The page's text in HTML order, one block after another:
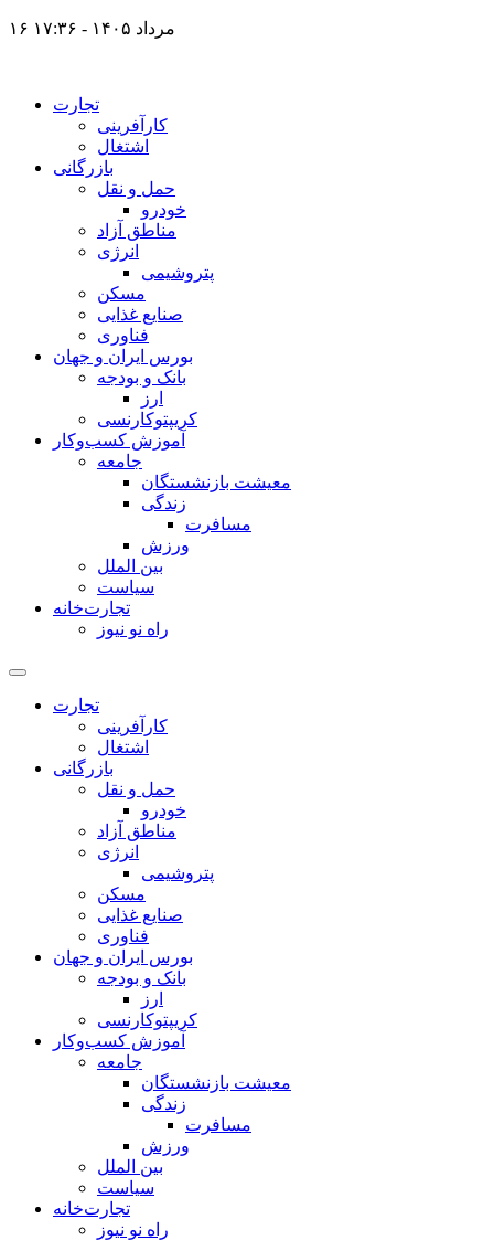
۱۶ مرداد ۱۴۰۵ - ۱۷:۳۶
تجارت
کارآفرینی
اشتغال
بازرگانی
حمل و نقل
خودرو
مناطق آزاد
انرژی
پتروشیمی
مسکن
صنایع غذایی
فناوری
بورس ایران و جهان
بانک و بودجه
ارز
کریپتوکارنسی
آموزش کسب‌وکار
جامعه
معیشت بازنشستگان
زندگی
مسافرت
ورزش
بین الملل
سیاست
تجارت‌خانه
راه نو نیوز
تجارت
کارآفرینی
اشتغال
بازرگانی
حمل و نقل
خودرو
مناطق آزاد
انرژی
پتروشیمی
مسکن
صنایع غذایی
فناوری
بورس ایران و جهان
بانک و بودجه
ارز
کریپتوکارنسی
آموزش کسب‌وکار
جامعه
معیشت بازنشستگان
زندگی
مسافرت
ورزش
بین الملل
سیاست
تجارت‌خانه
راه نو نیوز